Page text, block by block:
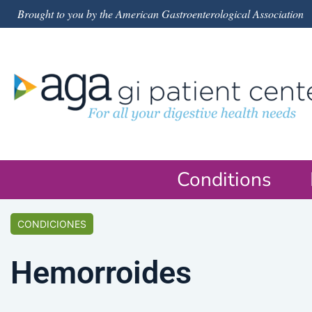
Brought to you by the American Gastroenterological Association
Conditions
CONDICIONES
Hemorroides